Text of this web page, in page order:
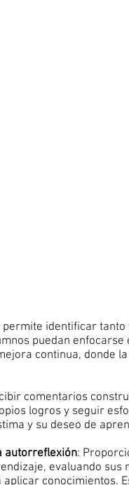
permite identificar
puedan
continua, donde
comentarios
logros y seguir
y su deseo de
autorreflexión:
evaluando sus
conocimientos.